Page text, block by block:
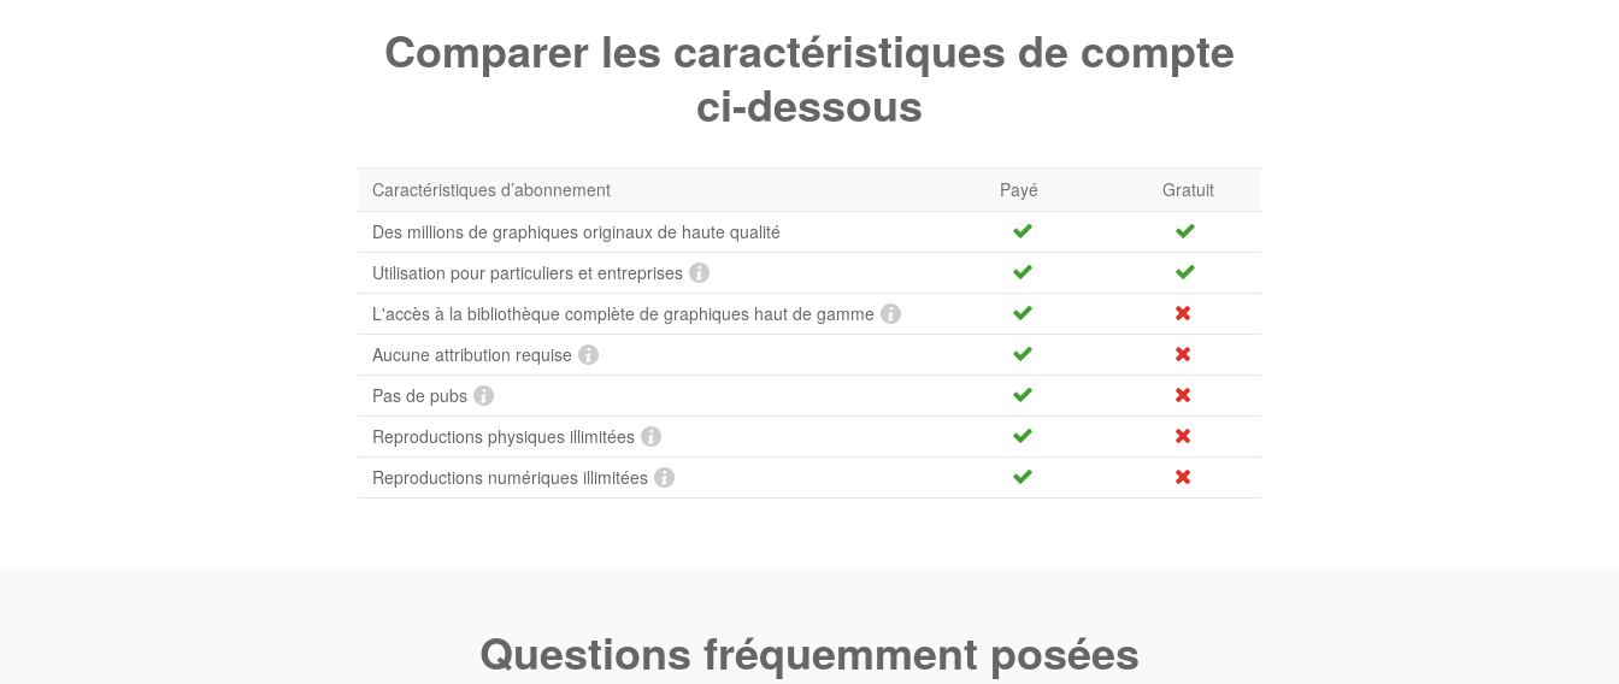
Comparer les caractéristiques de compte
ci-dessous
Caractéristiques d’abonnement Payé
Gratuit
Des millions de graphiques originaux de haute qualité
Utilisation pour particuliers et entreprises
L'accès à la bibliothèque complète de graphiques haut de gamme
Aucune attribution requise
Pas de pubs
Reproductions physiques illimitées
Reproductions numériques illimitées
Questions fréquemment posées